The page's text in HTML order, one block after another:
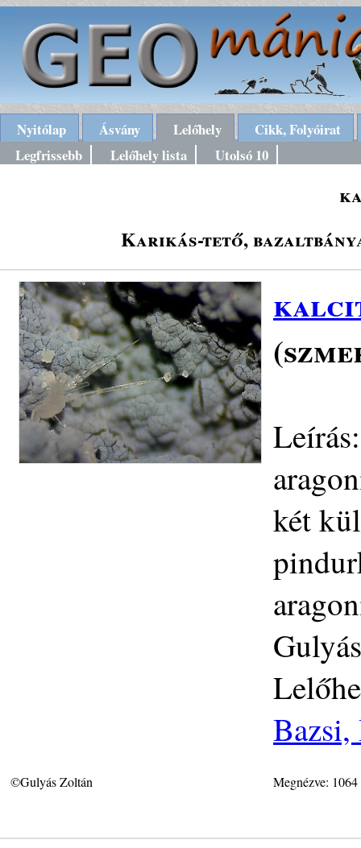
Nyitólap Ásvány Lelőhely
Cikk, Folyóirat
Legfrissebb
Lelőhely lista Utolsó 10
Karikás-tető,
két
©Gulyás Zoltán Megnézve: